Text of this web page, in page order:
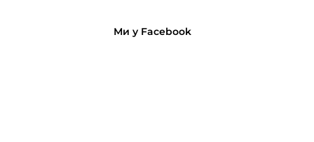
Ми у Facebook